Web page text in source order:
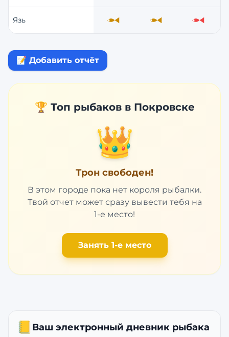
Язь Средне Средне Слабо
📝 Добавить отчёт
🏆 Топ рыбаков в Покровске
👑
Трон свободен!
В этом городе пока нет короля рыбалки.
Твой отчет может сразу вывести тебя на
1-е место!
Занять 1-е место
📒 Ваш электронный дневник рыбака